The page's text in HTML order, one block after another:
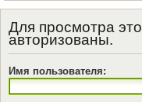
Для просмотра
авторизованы.
Имя пользователя: